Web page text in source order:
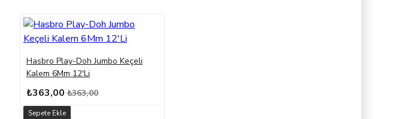
Hasbro Play-Doh Jumbo Keçeli
Kalem 6Mm 12'Li
₺363,00 ₺363,00
Sepete Ekle